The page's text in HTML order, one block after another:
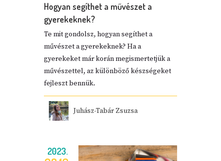
Hogyan segíthet a művészet a
gyerekeknek?
Te mit gondolsz, hogyan segíthet a
művészet a gyerekeknek? Ha a
gyerekeket már korán megismertetjük a
művészettel, az különböző készségeket
fejleszt bennük.
Juhász-Tabár Zsuzsa
2023.